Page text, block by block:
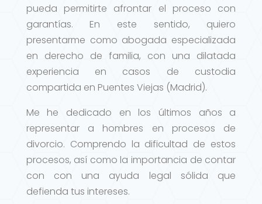
pueda permitirte afrontar el proceso con
garantías. En este sentido, quiero
presentarme como abogada especializada
en derecho de familia, con una dilatada
experiencia en casos de custodia
compartida en Puentes Viejas (Madrid).
Me he dedicado en los últimos años a
representar a hombres en procesos de
divorcio. Comprendo la dificultad de estos
procesos, así como la importancia de contar
con con una ayuda legal sólida que
defienda tus intereses.